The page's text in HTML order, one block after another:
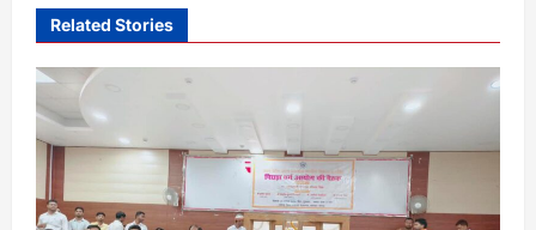
g
a
t
o
Related Stories